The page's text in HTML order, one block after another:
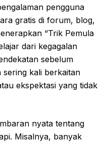
pengguna
gratis di forum, blog,
“Trik Pemula
dari kegagalan
sebelum
sering kali berkaitan
ekspektasi yang tidak
nyata tentang
Misalnya, banyak